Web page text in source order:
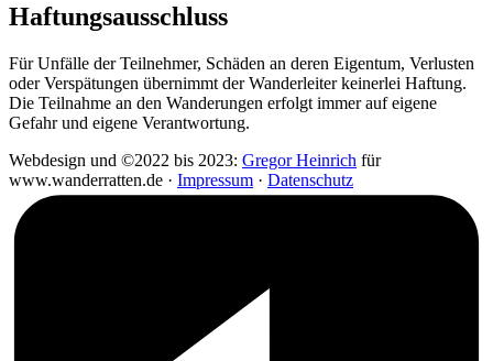
Haftungsausschluss
Für Unfälle der Teilnehmer, Schäden an deren Eigentum, Verlusten
oder Verspätungen übernimmt der Wanderleiter keinerlei Haftung.
Die Teilnahme an den Wanderungen erfolgt immer auf eigene
Gefahr und eigene Verantwortung.
Webdesign und ©2022 bis 2023: Gregor Heinrich für
www.wanderratten.de · Impressum · Datenschutz